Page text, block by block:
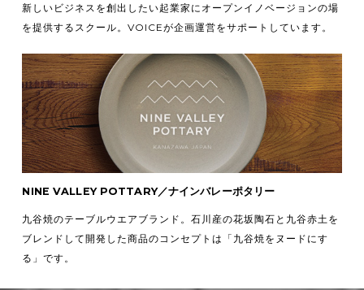
新しいビジネスを創出したい起業家にオープンイノベージョンの場
を提供するスクール。VOICEが企画運営をサポートしています。
NINE VALLEY POTTARY／ナインバレーポタリー
九谷焼のテーブルウエアブランド。石川産の花坂陶石と九谷赤土を
ブレンドして開発した商品のコンセプトは「九谷焼をヌードにす
る」です。